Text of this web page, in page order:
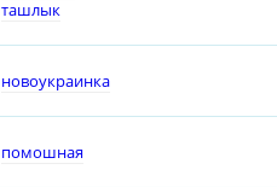
ташлык
новоукраинка
помошная